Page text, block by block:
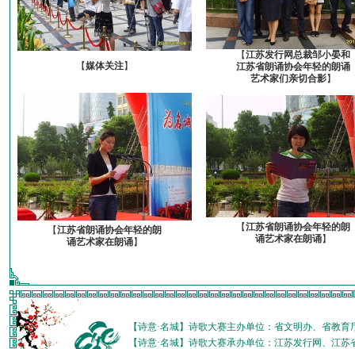
【媒体关注】
【江苏发行网总裁邹小晏和
江苏省朗诵协会年轻的朗诵
艺术家们亲切合影】
【江苏省朗诵协会年轻的朗
诵艺术家在朗诵】
【江苏省朗诵协会年轻的朗
诵艺术家在朗诵】
【诗意·名城】诗歌大赛主办单位：省文明办、省教
【诗意·名城】诗歌大赛承办单位：江苏发行网、江